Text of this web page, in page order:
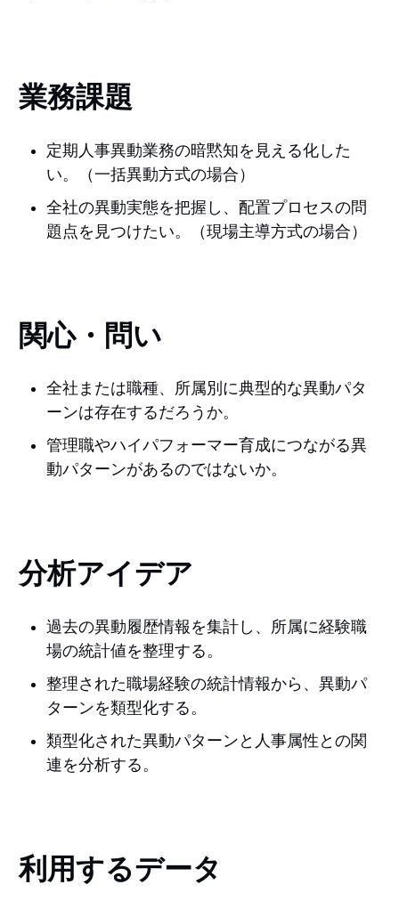
業務課題
定期人事異動業務の暗黙知を見える化した
い。（一括異動方式の場合）
全社の異動実態を把握し、配置プロセスの問
題点を見つけたい。（現場主導方式の場合）
関心・問い
全社または職種、所属別に典型的な異動パタ
ーンは存在するだろうか。
管理職やハイパフォーマー育成につながる異
動パターンがあるのではないか。
分析アイデア
過去の異動履歴情報を集計し、所属に経験職
場の統計値を整理する。
整理された職場経験の統計情報から、異動パ
ターンを類型化する。
類型化された異動パターンと人事属性との関
連を分析する。
利用するデータ